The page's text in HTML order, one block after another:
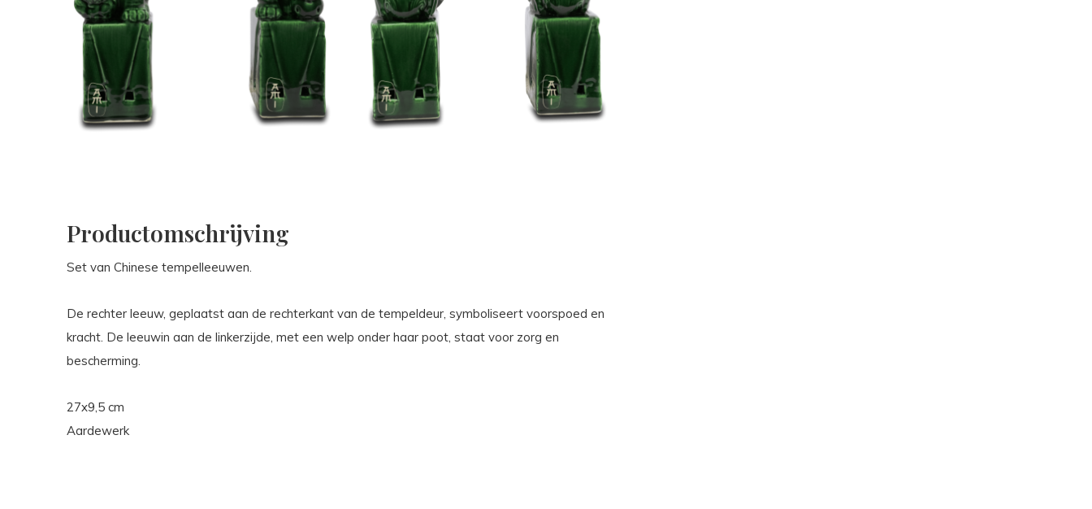
Productomschrijving
Set van Chinese tempelleeuwen.
De rechter leeuw, geplaatst aan de rechterkant van de tempeldeur, symboliseert voorspoed en
kracht. De leeuwin aan de linkerzijde, met een welp onder haar poot, staat voor zorg en
bescherming.
27x9,5 cm
Aardewerk